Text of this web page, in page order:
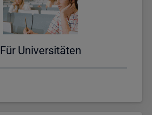
Für Uni­ver­si­tä­ten